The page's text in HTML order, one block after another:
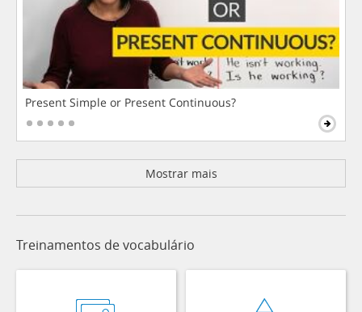
Present Simple or Present Continuous?
Mostrar mais
Treinamentos de vocabulário